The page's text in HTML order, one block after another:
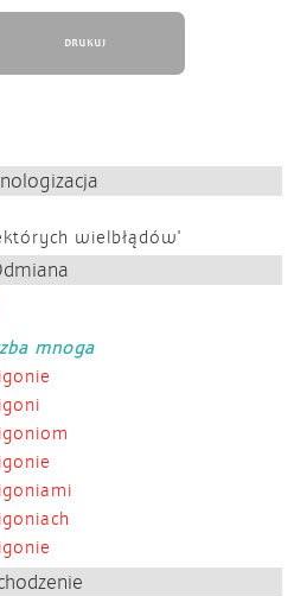
DRUKUJ
wielbłądów'
mnoga